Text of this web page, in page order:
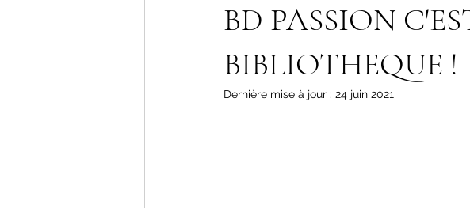
BD PASSION
BIBLIOTHEQUE !
Dernière mise à jour : 24 juin 2021